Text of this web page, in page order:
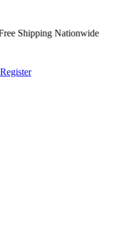
Nationwide
Register